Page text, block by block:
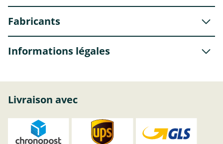
Fabricants
Informations légales
Livraison avec